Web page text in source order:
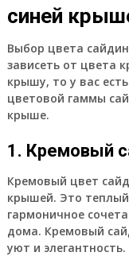
синей
Выбор цвета
зависеть от цвета
крышу, то у вас
цветовой гаммы
крыше.
1. Кремовый
Кремовый цвет
крышей. Это
гармоничное
дома. Кремовый
уют и элегантность.